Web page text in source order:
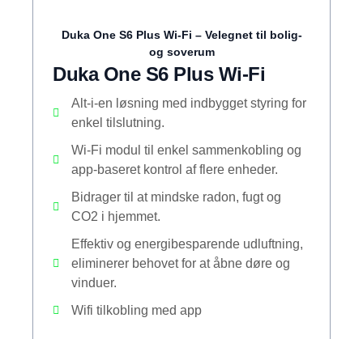
Duka One S6 Plus Wi-Fi – Velegnet til bolig-
og soverum
Duka One S6 Plus Wi-Fi
Alt-i-en løsning med indbygget styring for
enkel tilslutning.
Wi-Fi modul til enkel sammenkobling og
app-baseret kontrol af flere enheder.
Bidrager til at mindske radon, fugt og
CO2 i hjemmet.
Effektiv og energibesparende udluftning,
eliminerer behovet for at åbne døre og
vinduer.
Wifi tilkobling med app